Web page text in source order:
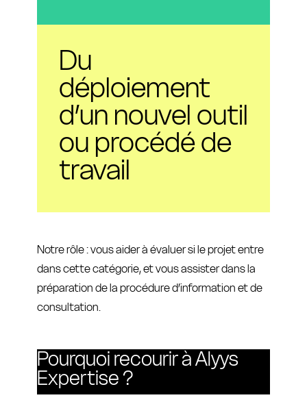
Du
déploiement
d’un nouvel outil
ou procédé de
travail
Notre rôle : vous aider à évaluer si le projet entre
dans cette catégorie, et vous assister dans la
préparation de la procédure d’information et de
consultation.
Pourquoi recourir à Alyys
Expertise ?